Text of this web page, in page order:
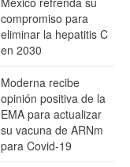
compromiso para
eliminar la hepatitis C
en 2030
Moderna recibe
opinión positiva de la
EMA para actualizar
su vacuna de ARNm
para Covid-19